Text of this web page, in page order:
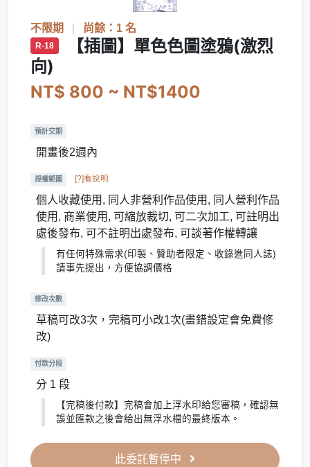
不限期 尚餘：1 名
R-18
【插圖】單色色圖塗鴉(激烈
向)
NT$ 800 ~ NT$1400
預計交期
開畫後2週內
授權範圍 [?]看說明
個人收藏使用, 同人非營利作品使用, 同人營利作品
使用, 商業使用, 可縮放裁切, 可二次加工, 可註明出
處後發布, 可不註明出處發布, 可談著作權轉讓
有任何特殊需求(印製、贊助者限定、收錄進同人誌)
請事先提出，方便協調價格
修改次數
草稿可改3次，完稿可小改1次(畫錯設定會免費修
改)
付款分段
分 1 段
【完稿後付款】完稿會加上浮水印給您審稿，確認無
誤並匯款之後會給出無浮水檔的最終版本。
此委託暫停中